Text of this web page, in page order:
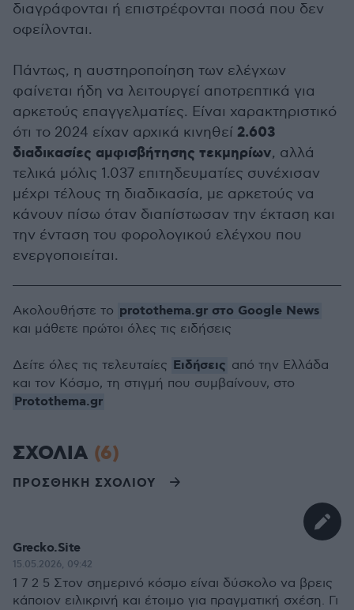
διαγράφονται ή επιστρέφονται ποσά που δεν
οφείλονται.
Πάντως, η αυστηροποίηση των ελέγχων
φαίνεται ήδη να λειτουργεί αποτρεπτικά για
αρκετούς επαγγελματίες. Είναι χαρακτηριστικό
ότι το 2024 είχαν αρχικά κινηθεί 2.603
διαδικασίες αμφισβήτησης τεκμηρίων, αλλά
τελικά μόλις 1.037 επιτηδευματίες συνέχισαν
μέχρι τέλους τη διαδικασία, με αρκετούς να
κάνουν πίσω όταν διαπίστωσαν την έκταση και
την ένταση του φορολογικού ελέγχου που
ενεργοποιείται.
Ακολουθήστε το protothema.gr στο Google News
και μάθετε πρώτοι όλες τις ειδήσεις
Δείτε όλες τις τελευταίες Ειδήσεις από την Ελλάδα
και τον Κόσμο, τη στιγμή που συμβαίνουν, στο
Protothema.gr
ΣΧΟΛΙΑ (6)
ΠΡΟΣΘΗΚΗ ΣΧΟΛΙΟΥ
Grecko.Site
15.05.2026, 09:42
1 7 2 5 Στον σημερινό κόσμο είναι δύσκολο να βρεις
κάποιον ειλικρινή και έτοιμο για πραγματική σχέση. Γι